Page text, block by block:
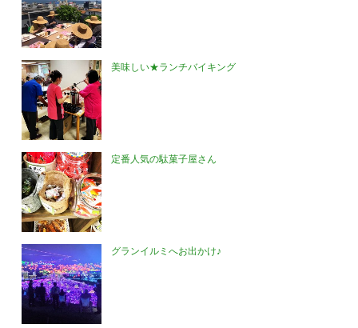
美味しい★ランチバイキング
定番人気の駄菓子屋さん
グランイルミへお出かけ♪